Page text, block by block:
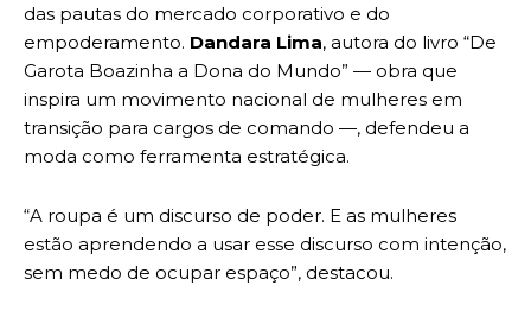
das pautas do mercado corporativo e do
empoderamento. Dandara Lima, autora do livro “De
Garota Boazinha a Dona do Mundo” — obra que
inspira um movimento nacional de mulheres em
transição para cargos de comando —, defendeu a
moda como ferramenta estratégica.
“A roupa é um discurso de poder. E as mulheres
estão aprendendo a usar esse discurso com intenção,
sem medo de ocupar espaço”, destacou.